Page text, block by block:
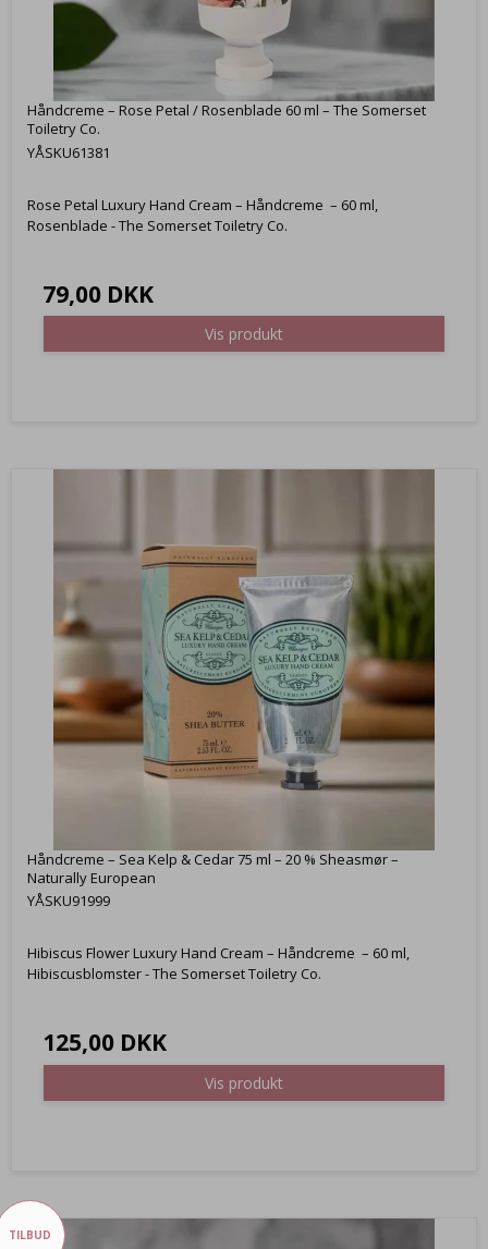
Håndcreme – Rose Petal / Rosenblade 60 ml – The Somerset
Toiletry Co.
YÅSKU61381
Rose Petal Luxury Hand Cream – Håndcreme – 60 ml,
Rosenblade - The Somerset Toiletry Co.
79,00 DKK
Vis produkt
Håndcreme – Sea Kelp & Cedar 75 ml – 20 % Sheasmør –
Naturally European
YÅSKU91999
Hibiscus Flower Luxury Hand Cream – Håndcreme – 60 ml,
Hibiscusblomster - The Somerset Toiletry Co.
125,00 DKK
Vis produkt
TILBUD